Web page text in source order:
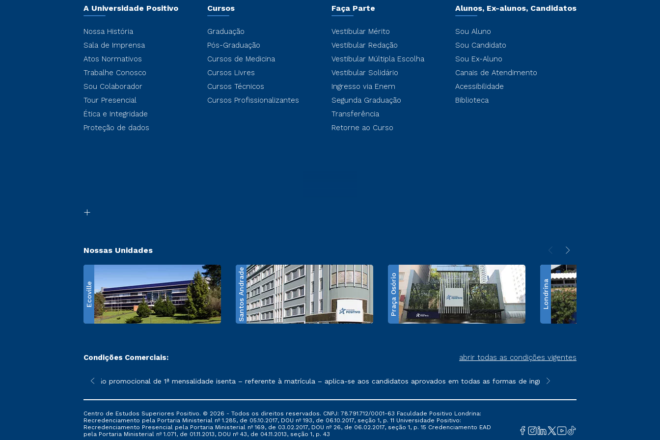
A Universidade Positivo
Nossa História
Sala de Imprensa
Atos Normativos
Trabalhe Conosco
Sou Colaborador
Tour Presencial
Ética e Integridade
Proteção de dados
Cursos
Graduação
Pós-Graduação
Cursos de Medicina
Cursos Livres
Cursos Técnicos
Cursos Profissionalizantes
Faça Parte
Vestibular Mérito
Vestibular Redação
Vestibular Múltipla Escolha
Vestibular Solidário
Ingresso via Enem
Segunda Graduação
Transferência
Retorne ao Curso
Alunos, Ex-alunos, Candidatos
Sou Aluno
Sou Candidato
Sou Ex-Aluno
Canais de Atendimento
Acessibilidade
Biblioteca
Nossas Unidades
Ecoville Santos Andrade Praça Osório Londrina
Condições Comerciais: abrir todas as condições vigentes
sofrer alterações nos períodos de rematrícula conforme exposto no contrato de prestação de serviços
*A condição promocional de 1ª mensalidade isenta – referente à matrícula – aplica-se aos candidatos aprovados em todas as formas de ingresso, exceto na prova on-line ou
**Semipresencial é um formato do
Centro de Estudos Superiores Positivo. © 2026 - Todos os direitos reservados. CNPJ: 78.791.712/0001-63 Faculdade Positivo Londrina:
Recredenciamento pela Portaria Ministerial nº 1.285, de 05.10.2017, DOU nº 193, de 06.10.2017, seção 1, p. 11 Universidade Positivo:
Recredenciamento Presencial ​pela Portaria Ministerial nº 169, de 03.02.2017, DOU nº 26, de 06.02.2017, seção 1, p. 15 Credenciamento EAD
pela Portaria Ministerial nº 1.071, de 01.11.2013, DOU nº 43, de 04.11.2013, seção 1, p. 43